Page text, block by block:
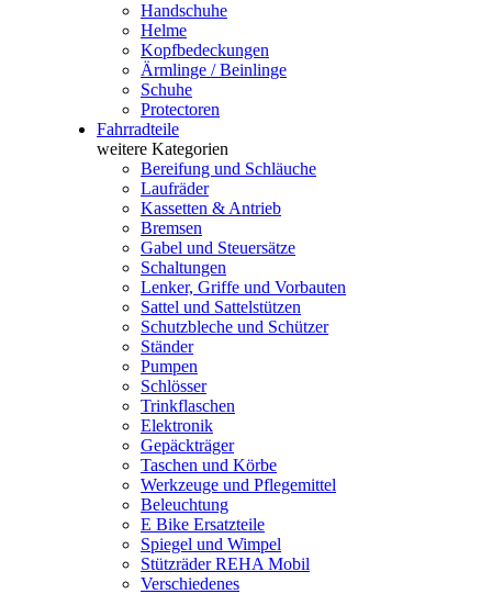
Handschuhe
Helme
Kopfbedeckungen
Ärmlinge / Beinlinge
Schuhe
Protectoren
Fahrradteile
weitere Kategorien
Bereifung und Schläuche
Laufräder
Kassetten & Antrieb
Bremsen
Gabel und Steuersätze
Schaltungen
Lenker, Griffe und Vorbauten
Sattel und Sattelstützen
Schutzbleche und Schützer
Ständer
Pumpen
Schlösser
Trinkflaschen
Elektronik
Gepäckträger
Taschen und Körbe
Werkzeuge und Pflegemittel
Beleuchtung
E Bike Ersatzteile
Spiegel und Wimpel
Stützräder REHA Mobil
Verschiedenes